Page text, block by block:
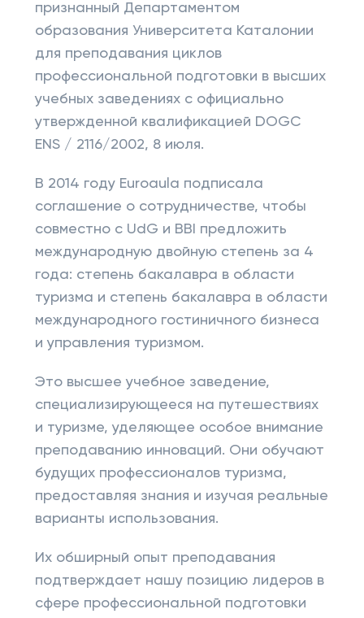
признанный Департаментом
образования Университета Каталонии
для преподавания циклов
профессиональной подготовки в высших
учебных заведениях с официально
утвержденной квалификацией DOGC
ENS / 2116/2002, 8 июля.
В 2014 году Euroaula подписала
соглашение о сотрудничестве, чтобы
совместно с UdG и BBI предложить
международную двойную степень за 4
года: степень бакалавра в области
туризма и степень бакалавра в области
международного гостиничного бизнеса
и управления туризмом.
Это высшее учебное заведение,
специализирующееся на путешествиях
и туризме, уделяющее особое внимание
преподаванию инноваций. Они обучают
будущих профессионалов туризма,
предоставляя знания и изучая реальные
варианты использования.
Их обширный опыт преподавания
подтверждает нашу позицию лидеров в
сфере профессиональной подготовки